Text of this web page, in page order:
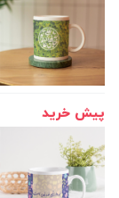
پیش خرید